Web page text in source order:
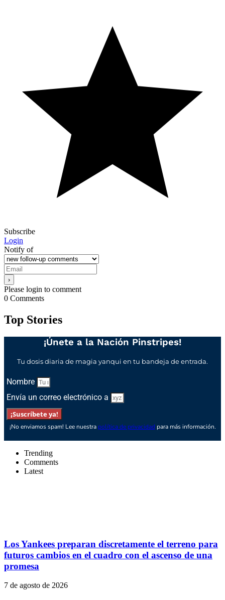
Subscribe
Login
Notify of
Please login to comment
0 Comments
Top Stories
¡Únete a la Nación Pinstripes!
Tu dosis diaria de magia yanqui en tu bandeja de entrada.
Nombre
Envía un correo electrónico a
¡Suscríbete ya!
¡No enviamos spam! Lee nuestra política de privacidad para más información.
Trending
Comments
Latest
Los Yankees preparan discretamente el terreno para
futuros cambios en el cuadro con el ascenso de una
promesa
7 de agosto de 2026